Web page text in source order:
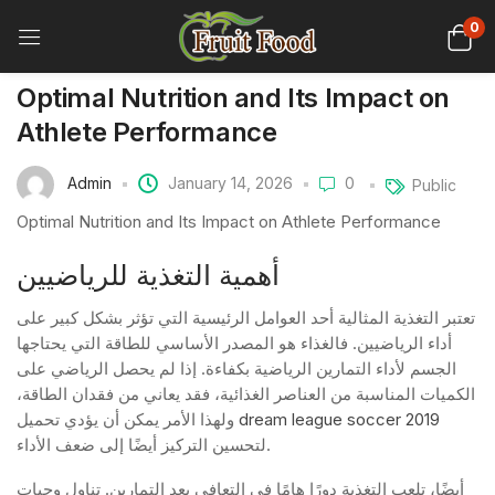
0
Optimal Nutrition and Its Impact on
Athlete Performance
Admin January 14, 2026 0 Public
Optimal Nutrition and Its Impact on Athlete Performance
أهمية التغذية للرياضيين
تعتبر التغذية المثالية أحد العوامل الرئيسية التي تؤثر بشكل كبير على
أداء الرياضيين. فالغذاء هو المصدر الأساسي للطاقة التي يحتاجها
الجسم لأداء التمارين الرياضية بكفاءة. إذا لم يحصل الرياضي على
الكميات المناسبة من العناصر الغذائية، فقد يعاني من فقدان الطاقة،
dream league soccer 2019
لتحسين التركيز أيضًا إلى ضعف الأداء.
أيضًا، تلعب التغذية دورًا هامًا في التعافي بعد التمارين. تناول وجبات